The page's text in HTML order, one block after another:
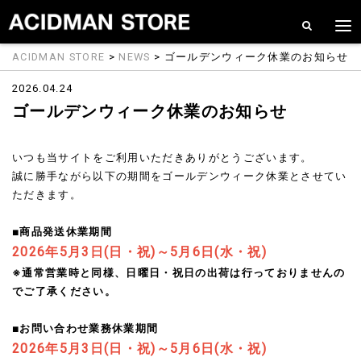
ACIDMAN STORE > NEWS > ゴールデンウィーク休業のお知らせ
2026.04.24
ゴールデンウィーク休業のお知らせ
いつも当サイトをご利用いただきありがとうございます。
誠に勝手ながら以下の期間をゴールデンウィーク休業とさせてい
ただきます。
■商品発送休業期間
2026年5月3日(日・祝)～5月6日(水・祝)
※通常営業時と同様、日曜日・祝日の出荷は行っておりませんの
でご了承ください。
■お問い合わせ業務休業期間
2026年5月3日(日・祝)～5月6日(水・祝)